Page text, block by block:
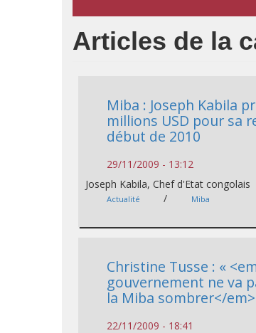
Articles de la
Miba : Joseph Kabila
millions USD pour sa
début de 2010
29/11/2009 - 13:12
Joseph Kabila, Chef d'Etat congolais
Actualité / Miba
Christine Tusse : «
gouvernement ne va
la Miba sombrer</
22/11/2009 - 18:41